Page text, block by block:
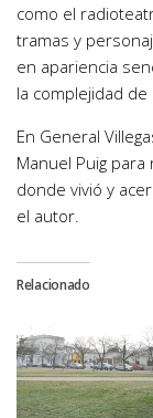
como el
tramas y
en apariencia
la complejidad
En General
Manuel Puig
donde vivió y
el autor.
Relacionado